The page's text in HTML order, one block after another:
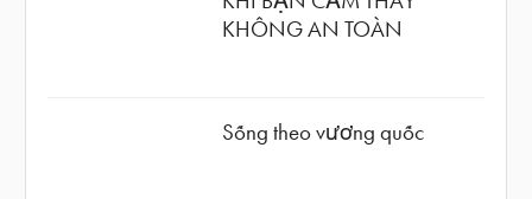
KHÔNG AN TOÀN
Sống theo vương quốc